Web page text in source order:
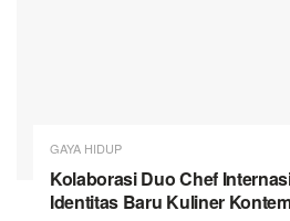
GAYA HIDUP
Kolaborasi Duo Chef
Identitas Baru Kuliner